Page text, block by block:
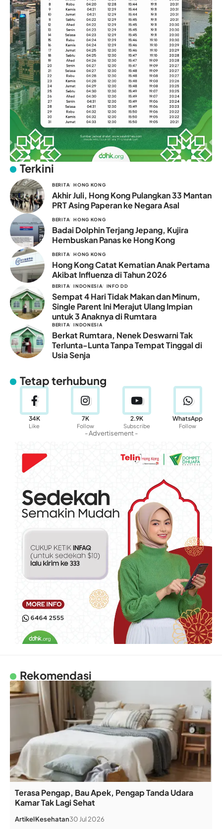
Terkini
BERITA HONG KONG
Akhir Juli, Hong Kong Pulangkan 33 Mantan
PRT Asing Paperan ke Negara Asal
BERITA HONG KONG
Badai Dolphin Terjang Jepang, Kujira
Hembuskan Panas ke Hong Kong
BERITA HONG KONG
Hong Kong Catat Kematian Anak Pertama
Akibat Influenza di Tahun 2026
BERITA INDONESIA INFO DD
Sempat 4 Hari Tidak Makan dan Minum,
Single Parent Ini Merajut Ulang Impian
untuk 3 Anaknya di Rumtara
BERITA INDONESIA
Berkat Rumtara, Nenek Deswarni Tak
Terlunta-Lunta Tanpa Tempat Tinggal di
Usia Senja
Tetap terhubung
34K
Like
7K
Follow
2.9K
Subscribe
WhatsApp
Follow
- Advertisement -
Rekomendasi
Terasa Pengap, Bau Apek, Pengap Tanda Udara
Kamar Tak Lagi Sehat
ArtikelKesehatan30 Jul 2026